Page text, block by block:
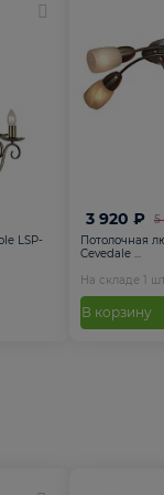
LSP-
5
3 920 ₽
Потолочная
Cevedale ...
На складе 1
В корзину